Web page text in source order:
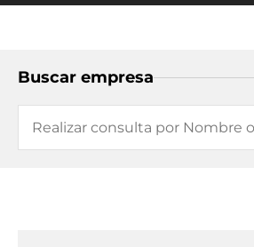
Buscar empresa